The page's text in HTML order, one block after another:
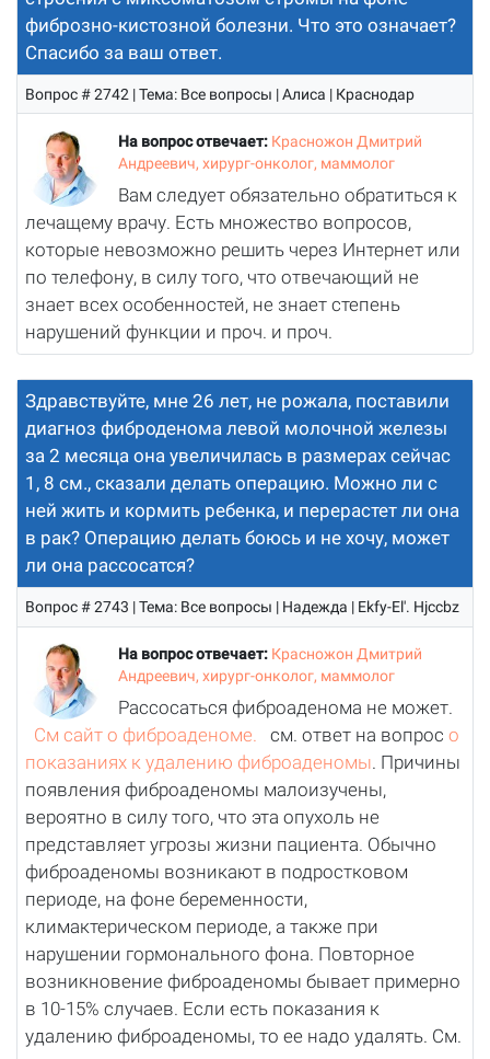
фиброзно-кистозной болезни. Что это означает?
Спасибо за ваш ответ.
Вопрос # 2742 | Тема: Все вопросы | Алиса | Краснодар
На вопрос отвечает: Красножон Дмитрий
Андреевич, хирург-онколог, маммолог
Вам следует обязательно обратиться к
лечащему врачу. Есть множество вопросов,
которые невозможно решить через Интернет или
по телефону, в силу того, что отвечающий не
знает всех особенностей, не знает степень
нарушений функции и проч. и проч.
Здравствуйте, мне 26 лет, не рожала, поставили
диагноз фиброденома левой молочной железы
за 2 месяца она увеличилась в размерах сейчас
1, 8 см., сказали делать операцию. Можно ли с
ней жить и кормить ребенка, и перерастет ли она
в рак? Операцию делать боюсь и не хочу, может
ли она рассосатся?
Вопрос # 2743 | Тема: Все вопросы | Надежда | Ekfy-El'. Hjccbz
На вопрос отвечает: Красножон Дмитрий
Андреевич, хирург-онколог, маммолог
Рассосаться фиброаденома не может.
См сайт о фиброаденоме. см. ответ на вопросо
показаниях к удалению фиброаденомы. Причины
появления фиброаденомы малоизучены,
вероятно в силу того, что эта опухоль не
представляет угрозы жизни пациента. Обычно
фиброаденомы возникают в подростковом
периоде, на фоне беременности,
климактерическом периоде, а также при
нарушении гормонального фона. Повторное
возникновение фиброаденомы бывает примерно
в 10-15% случаев. Если есть показания к
удалению фиброаденомы, то ее надо удалять. См.